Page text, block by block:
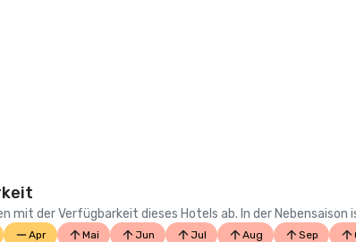
mit der Verfügbarkeit dieses Hotels ab. In der Nebensaison
Apr Mai Jun Jul Aug Sep